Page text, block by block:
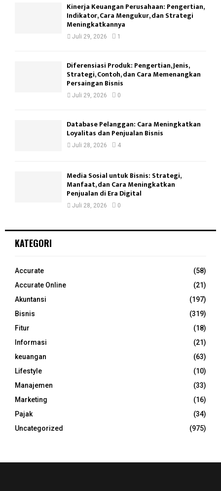
Kinerja Keuangan Perusahaan: Pengertian,
Indikator, Cara Mengukur, dan Strategi
Meningkatkannya
Juli 29, 2026 1
Diferensiasi Produk: Pengertian, Jenis,
Strategi, Contoh, dan Cara Memenangkan
Persaingan Bisnis
Juli 29, 2026 0
Database Pelanggan: Cara Meningkatkan
Loyalitas dan Penjualan Bisnis
Juli 28, 2026 4
Media Sosial untuk Bisnis: Strategi,
Manfaat, dan Cara Meningkatkan
Penjualan di Era Digital
Juli 28, 2026 0
KATEGORI
Accurate
(58)
Accurate Online
(21)
Akuntansi
(197)
Bisnis
(319)
Fitur
(18)
Informasi
(21)
keuangan
(63)
Lifestyle
(10)
Manajemen
(33)
Marketing
(16)
Pajak
(34)
Uncategorized
(975)